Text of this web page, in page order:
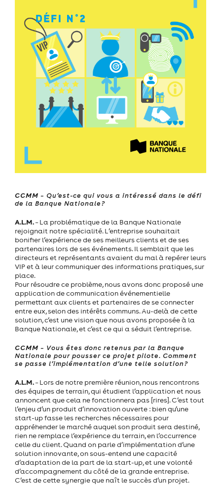
CCMM – Qu’est-ce qui vous a intéressé dans le défi
de la Banque Nationale?
A.L.M.– La problématique de la Banque Nationale
rejoignait notre spécialité. L’entreprise souhaitait
bonifier l’expérience de ses meilleurs clients et de ses
partenaires lors de ses événements. Il semblait que les
directeurs et représentants avaient du mal à repérer leurs
VIP et à leur communiquer des informations pratiques, sur
place.
Pour résoudre ce problème, nous avons donc proposé une
application de communication événementielle
permettant aux clients et partenaires de se connecter
entre eux, selon des intérêts communs. Au-delà de cette
solution, c’est une vision que nous avons proposée à la
Banque Nationale, et c’est ce qui a séduit l’entreprise.
CCMM – Vous êtes donc retenus par la Banque
Nationale pour pousser ce projet pilote. Comment
se passe l’implémentation d’une telle solution?
A.L.M.– Lors de notre première réunion, nous rencontrons
des équipes de terrain, qui étudient l’application et nous
annoncent que cela ne fonctionnera pas [rires]. C’est tout
l’enjeu d’un produit d’innovation ouverte : bien qu’une
start-up fasse les recherches nécessaires pour
appréhender le marché auquel son produit sera destiné,
rien ne remplace l’expérience du terrain, en l’occurrence
celle du client. Quand on parle d’implémentation d’une
solution innovante, on sous-entend une capacité
d’adaptation de la part de la start-up, et une volonté
d’accompagnement du côté de la grande entreprise.
C’est de cette synergie que naît le succès d’un projet.